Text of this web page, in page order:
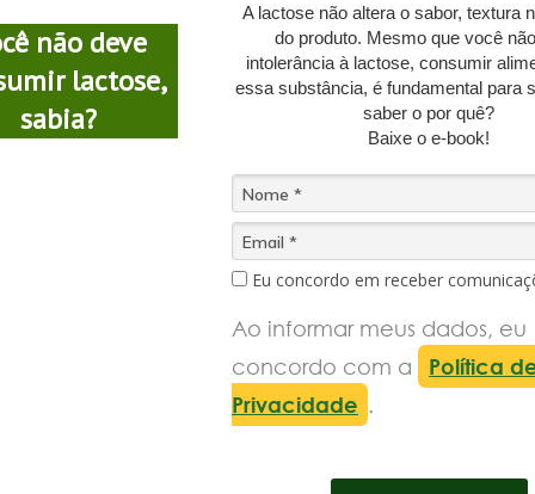
não deve
lactose,
sabia?
A lactose não altera o sabor, textura
do produto. Mesmo que você
intolerância à lactose, consumir
essa substância, é fundamental para
saber o por quê?
Baixe o e-book!
Eu concordo em receber
Ao informar meus dados, eu
concordo com a
Política
Privacidade .